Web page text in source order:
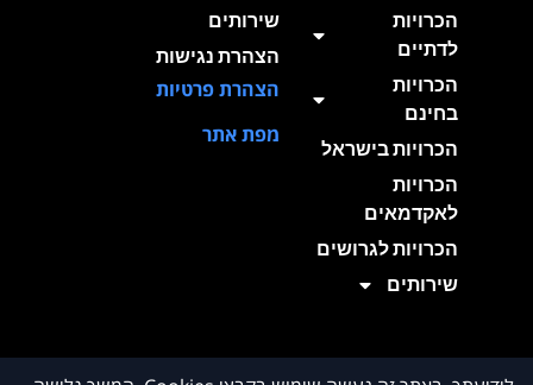
הכרויות
לדתיים
הכרויות
בחינם
הכרויות בישראל
הכרויות
לאקדמאים
הכרויות לגרושים
שירותים
שירותים
הצהרת נגישות
הצהרת פרטיות
מפת אתר